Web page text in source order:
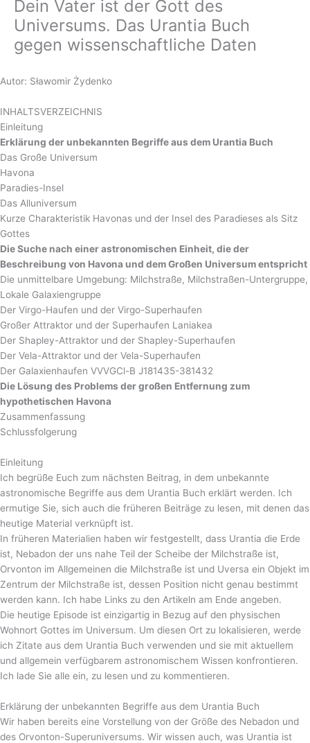
Dein Vater ist der Gott des
Universums. Das Urantia Buch
gegen wissenschaftliche Daten
Autor: Sławomir Żydenko
INHALTSVERZEICHNIS
Einleitung
Erklärung der unbekannten Begriffe aus dem Urantia Buch
Das Große Universum
Havona
Paradies-Insel
Das Alluniversum
Kurze Charakteristik Havonas und der Insel des Paradieses als Sitz
Gottes
Die Suche nach einer astronomischen Einheit, die der
Beschreibung von Havona und dem Großen Universum entspricht
Die unmittelbare Umgebung: Milchstraße, Milchstraßen-Untergruppe,
Lokale Galaxiengruppe
Der Virgo-Haufen und der Virgo-Superhaufen
Großer Attraktor und der Superhaufen Laniakea
Der Shapley-Attraktor und der Shapley-Superhaufen
Der Vela-Attraktor und der Vela-Superhaufen
Der Galaxienhaufen VVVGCl-B J181435-381432
Die Lösung des Problems der großen Entfernung zum
hypothetischen Havona
Zusammenfassung
Schlussfolgerung
Einleitung
Ich begrüße Euch zum nächsten Beitrag, in dem unbekannte
astronomische Begriffe aus dem Urantia Buch erklärt werden. Ich
ermutige Sie, sich auch die früheren Beiträge zu lesen, mit denen das
heutige Material verknüpft ist.
In früheren Materialien haben wir festgestellt, dass Urantia die Erde
ist, Nebadon der uns nahe Teil der Scheibe der Milchstraße ist,
Orvonton im Allgemeinen die Milchstraße ist und Uversa ein Objekt im
Zentrum der Milchstraße ist, dessen Position nicht genau bestimmt
werden kann. Ich habe Links zu den Artikeln am Ende angeben.
Die heutige Episode ist einzigartig in Bezug auf den physischen
Wohnort Gottes im Universum. Um diesen Ort zu lokalisieren, werde
ich Zitate aus dem Urantia Buch verwenden und sie mit aktuellem
und allgemein verfügbarem astronomischem Wissen konfrontieren.
Ich lade Sie alle ein, zu lesen und zu kommentieren.
Erklärung der unbekannten Begriffe aus dem Urantia Buch
Wir haben bereits eine Vorstellung von der Größe des Nebadon und
des Orvonton-Superuniversums. Wir wissen auch, was Urantia ist